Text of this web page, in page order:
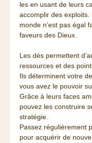
les en usant de leurs
accomplir des exploits.
monde n’est pas égal
faveurs des Dieux.
Les dés permettent
ressources et des
Ils déterminent votre
vous avez le pouvoir
Grâce à leurs faces
pouvez les construire
stratégie.
Passez régulièrement
pour acquérir de